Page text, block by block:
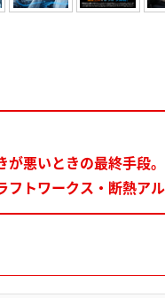
が悪いときの最終手段
トワークス・断熱アル